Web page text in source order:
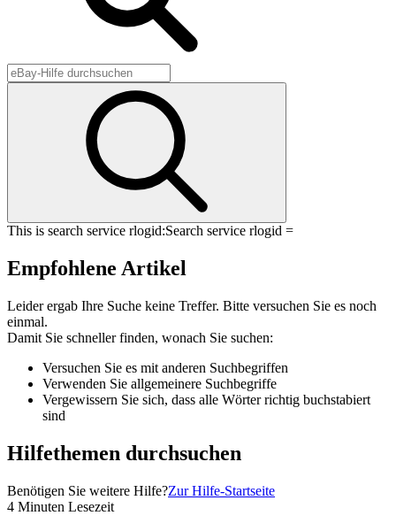
This is search service rlogid:Search service rlogid =
Empfohlene Artikel
Leider ergab Ihre Suche keine Treffer. Bitte versuchen Sie es noch
einmal.
Damit Sie schneller finden, wonach Sie suchen:
Versuchen Sie es mit anderen Suchbegriffen
Verwenden Sie allgemeinere Suchbegriffe
Vergewissern Sie sich, dass alle Wörter richtig buchstabiert
sind
Hilfethemen durchsuchen
Benötigen Sie weitere Hilfe?Zur Hilfe-Startseite
4 Minuten Lesezeit